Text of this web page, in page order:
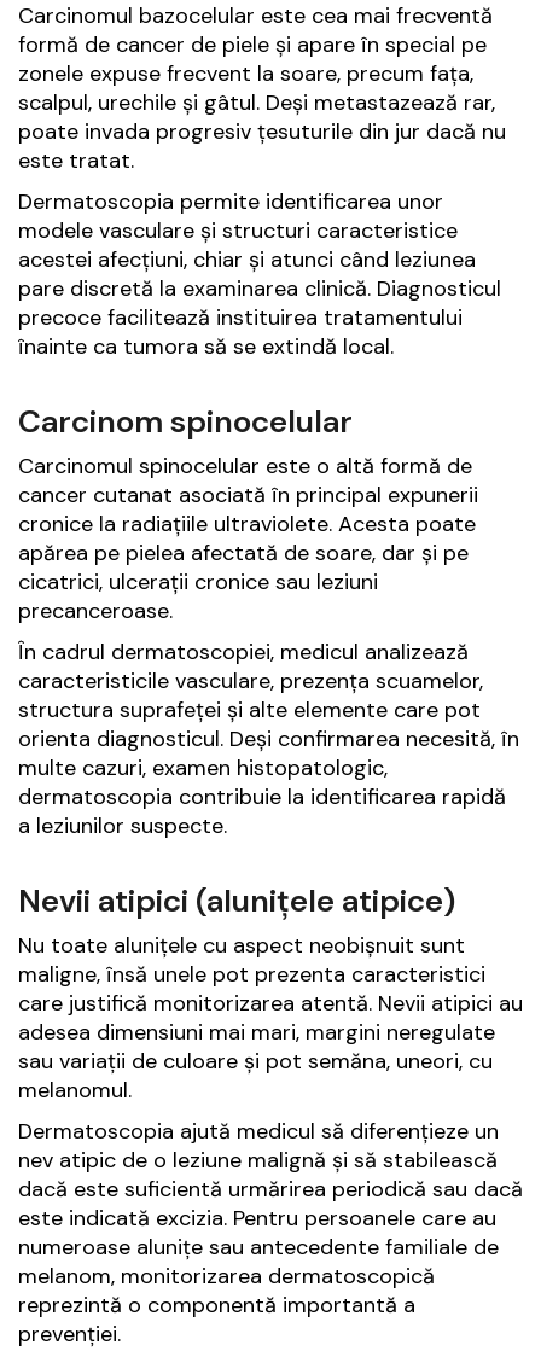
Carcinomul bazocelular este cea mai frecventă
formă de cancer de piele și apare în special pe
zonele expuse frecvent la soare, precum fața,
scalpul, urechile și gâtul. Deși metastazează rar,
poate invada progresiv țesuturile din jur dacă nu
este tratat.
Dermatoscopia permite identificarea unor
modele vasculare și structuri caracteristice
acestei afecțiuni, chiar și atunci când leziunea
pare discretă la examinarea clinică. Diagnosticul
precoce facilitează instituirea tratamentului
înainte ca tumora să se extindă local.
Carcinom spinocelular
Carcinomul spinocelular este o altă formă de
cancer cutanat asociată în principal expunerii
cronice la radiațiile ultraviolete. Acesta poate
apărea pe pielea afectată de soare, dar și pe
cicatrici, ulcerații cronice sau leziuni
precanceroase.
În cadrul dermatoscopiei, medicul analizează
caracteristicile vasculare, prezența scuamelor,
structura suprafeței și alte elemente care pot
orienta diagnosticul. Deși confirmarea necesită, în
multe cazuri, examen histopatologic,
dermatoscopia contribuie la identificarea rapidă
a leziunilor suspecte.
Nevii atipici (alunițele atipice)
Nu toate alunițele cu aspect neobișnuit sunt
maligne, însă unele pot prezenta caracteristici
care justifică monitorizarea atentă. Nevii atipici au
adesea dimensiuni mai mari, margini neregulate
sau variații de culoare și pot semăna, uneori, cu
melanomul.
Dermatoscopia ajută medicul să diferențieze un
nev atipic de o leziune malignă și să stabilească
dacă este suficientă urmărirea periodică sau dacă
este indicată excizia. Pentru persoanele care au
numeroase alunițe sau antecedente familiale de
melanom, monitorizarea dermatoscopică
reprezintă o componentă importantă a
prevenției.